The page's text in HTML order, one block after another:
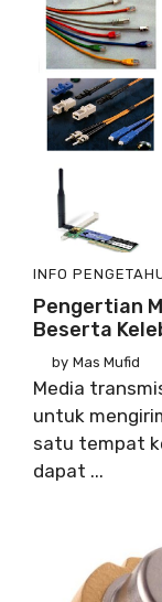
INFO
Pengertian
Beserta
by Mas Mufid
Media
untuk
satu tempat
dapat ...